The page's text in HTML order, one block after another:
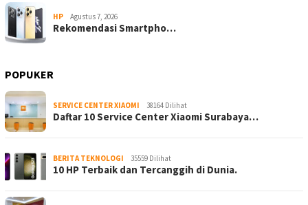
HP Agustus 7, 2026
Rekomendasi Smartpho…
POPUKER
SERVICE CENTER XIAOMI 38164 Dilihat
Daftar 10 Service Center Xiaomi Surabaya…
BERITA TEKNOLOGI 35559 Dilihat
10 HP Terbaik dan Tercanggih di Dunia.